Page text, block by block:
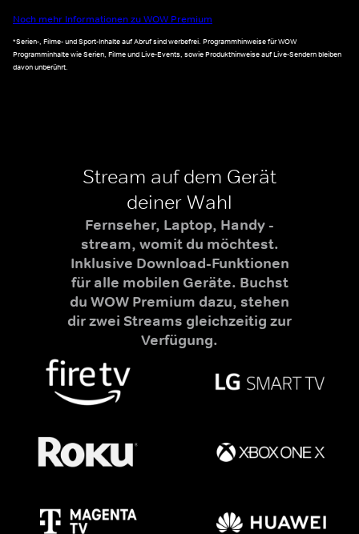
Noch mehr Informationen zu WOW Premium
*Serien-, Filme- und Sport-Inhalte auf Abruf sind werbefrei. Programmhinweise für WOW
Programminhalte wie Serien, Filme und Live-Events, sowie Produkthinweise auf Live-Sendern bleiben
davon unberührt.
Stream auf dem Gerät
deiner Wahl
Fernseher, Laptop, Handy -
stream, womit du möchtest.
Inklusive Download-Funktionen
für alle mobilen Geräte. Buchst
du WOW Premium dazu, stehen
dir zwei Streams gleichzeitig zur
Verfügung.